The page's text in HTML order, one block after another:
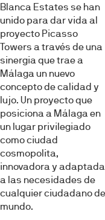
Blanca Estates se han
unido para dar vida al
proyecto Picasso
Towers a través de una
sinergia que trae a
Málaga un nuevo
concepto de calidad y
lujo. Un proyecto que
posiciona a Málaga en
un lugar privilegiado
como ciudad
cosmopolita,
innovadora y adaptada
a las necesidades de
cualquier ciudadano
mundo.